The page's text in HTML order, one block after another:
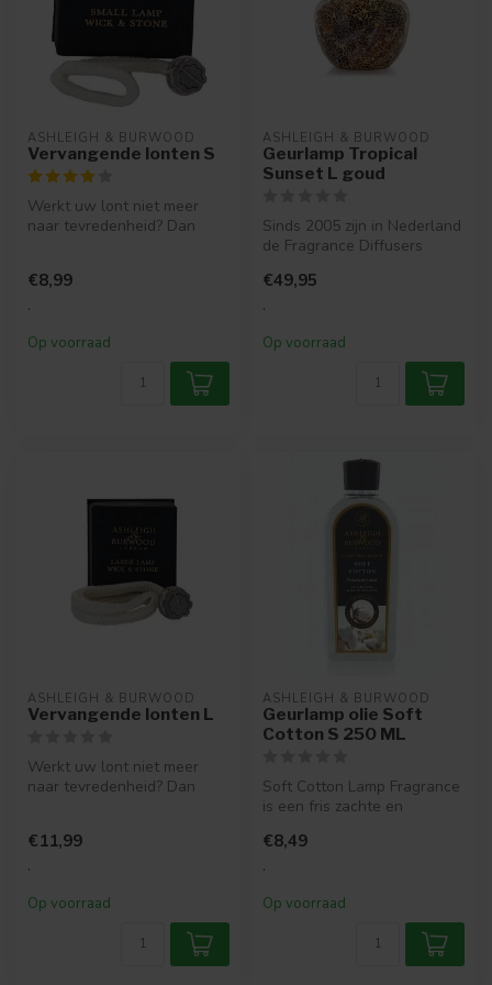
ASHLEIGH & BURWOOD
Vervangende lonten S
Werkt uw lont niet meer
naar tevredenheid? Dan
€8,99
.
Op voorraad
ASHLEIGH & BURWOOD
Geurlamp Tropical
Sunset L goud
Sinds 2005 zijn in Nederland
de Fragrance Diffusers
...
€49,95
.
Op voorraad
ASHLEIGH & BURWOOD
Vervangende lonten L
Werkt uw lont niet meer
naar tevredenheid? Dan
€11,99
.
Op voorraad
ASHLEIGH & BURWOOD
Geurlamp olie Soft
Cotton S 250 ML
Soft Cotton Lamp Fragrance
is een fris zachte en
ylang...
€8,49
.
Op voorraad